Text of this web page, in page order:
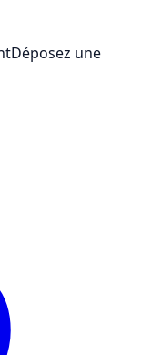
Déposez une